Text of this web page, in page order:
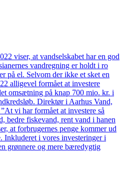
viser, at vandselskabet har en god
vandregning er holdt i ro
på el. Selvom der ikke et sket en
alligevel formået at investere
omsætning på knap 700 mio. kr. i
Direktør i Aarhus Vand,
vi har formået at investere så
bedre fiskevand, rent vand i hanen
at forbrugernes penge kommer ud
Inkluderet i vores investeringer i
grønnere og mere bæredygtig